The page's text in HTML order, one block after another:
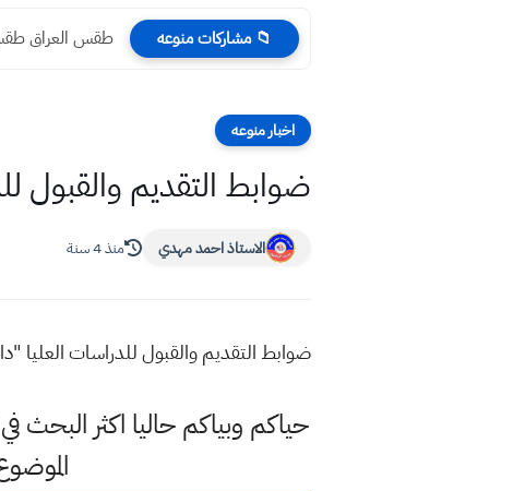
📁 مشاركات منوعه طقس العراق
اخبار منوعه
ضوابط التقديم والقبول
الاستاذ احمد مهدي منذ 4 سنة
ضوابط التقديم والقبول للدراسات العليا "داخل العراق" 2023 التقديم على الدراسات